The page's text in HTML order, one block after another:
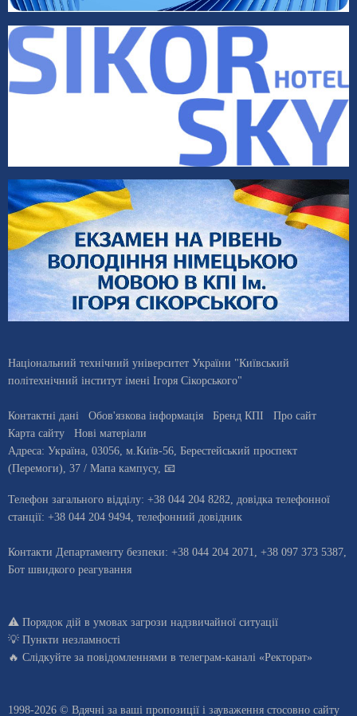
Національний технічний університет України "Київський
політехнічний інститут імені Ігоря Сікорського"
Контактні дані Обов'язкова інформація Бренд КПІ
Про сайт
Карта сайту
Нові матеріали
Адреса: Україна, 03056, м.Київ-56, Берестейський проспект
(Перемоги), 37 / Мапа кампусу, 📧
Телефон загального відділу: +38 044 204 8282, довiдка телефонної
станцiї: +38 044 204 9494, телефонний довідник
Контакти Департаменту безпеки: +38 044 204 2071, +38 097 373 5387,
Бот швидкого реагування
⚠️ Порядок дій в умовах загрози надзвичайної ситуації
💡 Пункти незламності
🔥 Слідкуйте за повідомленнями в телеграм-каналі «Ректорат»
1998-2026 © Вдячні за ваші пропозиції і зауваження стосовно сайту